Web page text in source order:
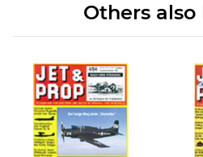
Others